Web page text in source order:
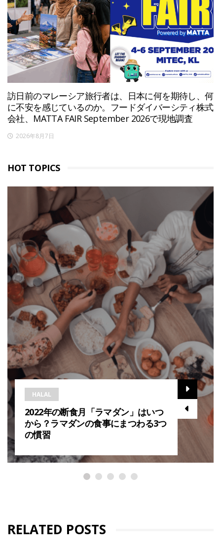
訪日前のマレーシア旅行者は、日本に何を期待し、何
に不安を感じているのか。フードダイバーシティ株式
会社、MATTA FAIR September 2026で現地調査
2026年8月7日
HOT TOPICS
HALAL
2022年の断食月「ラマダン」はいつ
から？ラマダンの食事にまつわる3つ
の慣習
RELATED POSTS